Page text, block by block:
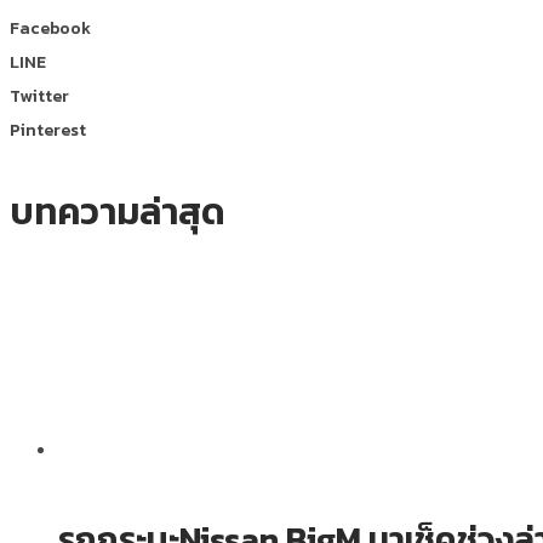
Facebook
LINE
Twitter
Pinterest
บทความล่าสุด